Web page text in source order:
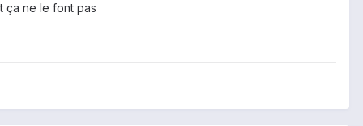
ça ne le font pas